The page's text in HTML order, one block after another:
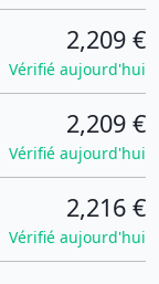
2,209 €
Vérifié aujourd'hui
2,209 €
Vérifié aujourd'hui
2,216 €
Vérifié aujourd'hui